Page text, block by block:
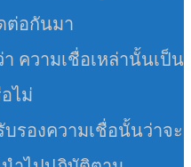
ต่อกันมา
ความเชื่อเหล่านั้นเป็น
ไม่
รองความเชื่อนั้นว่าจะ